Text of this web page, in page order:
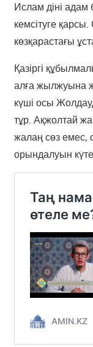
Ислам діні адам
кемсітуге
көзқарастағы
Қазіргі
алға жылжуына
күші осы
тұр. Ақжолтай
жалаң сөз емес,
орындалуын